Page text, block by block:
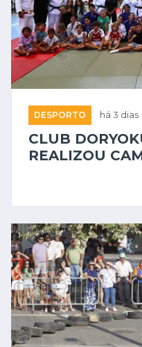
DESPORTO há 3 dias
CLUB
REALIZOU